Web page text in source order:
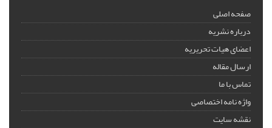
صفحه اصلی
درباره نشریه
اعضای هیات تحریریه
ارسال مقاله
تماس با ما
واژه نامه اختصاصی
نقشه سایت